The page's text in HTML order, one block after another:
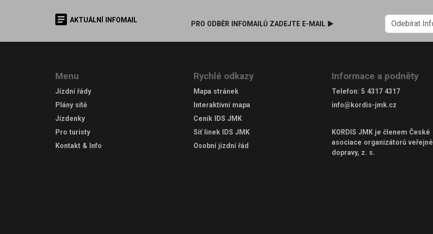
AKTUÁLNÍ INFOMAIL PRO ODBĚR INFOMAILŮ ZADEJTE E-MAIL ►
Menu
Jízdní řády
Plány sítě
Jízdenky
Pro turisty
Kontakt & Info
Rychlé odkazy
Mapa stránek
Interaktivní mapa
Ceník IDS JMK
Síť linek IDS JMK
Osobní jízdní řád
Informace a podněty
Telefon: 5 4317 4317
info@kordis-jmk.cz
KORDIS JMK je členem České
asociace organizátorů veřejné
dopravy, z. s.